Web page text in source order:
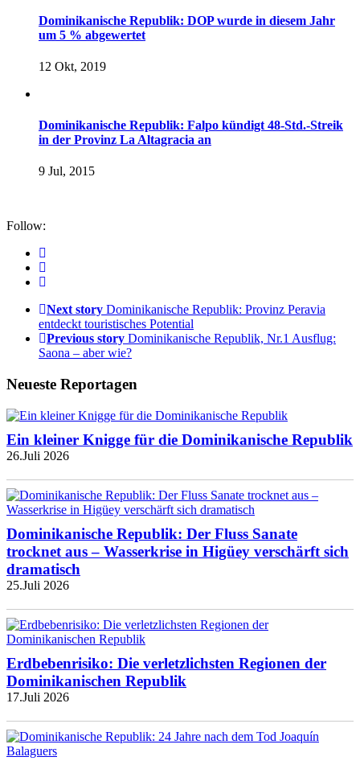
Dominikanische Republik: DOP wurde in diesem Jahr
um 5 % abgewertet
12 Okt, 2019
Dominikanische Republik: Falpo kündigt 48-Std.-Streik
in der Provinz La Altagracia an
9 Jul, 2015
Follow:
Next story Dominikanische Republik: Provinz Peravia
entdeckt touristisches Potential
Previous story Dominikanische Republik, Nr.1 Ausflug:
Saona – aber wie?
Neueste Reportagen
Ein kleiner Knigge für die Dominikanische Republik
26.Juli 2026
Dominikanische Republik: Der Fluss Sanate
trocknet aus – Wasserkrise in Higüey verschärft sich
dramatisch
25.Juli 2026
Erdbebenrisiko: Die verletzlichsten Regionen der
Dominikanischen Republik
17.Juli 2026